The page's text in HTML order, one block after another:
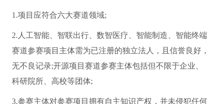
1.项目应符合六大赛道领域;
2.人工智能、智联出行、数智医疗、智能制造、智能终端
赛道参赛项目主体需为已注册的独立法人，且信誉良好，
无不良记录;开源项目赛道参赛主体包括但不限于企业、
科研院所、高校等团体;
3.参赛主体对参赛项目拥有自主知识产权，并未侵犯任何